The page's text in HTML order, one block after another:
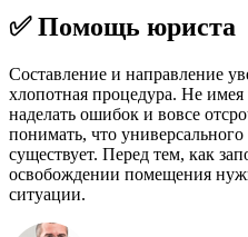
✅ Помощь юриста
Составление и направление
хлопотная процедура. Не
наделать ошибок и вовсе
понимать, что
существует. Перед тем, как
освобождении помещения
ситуации.